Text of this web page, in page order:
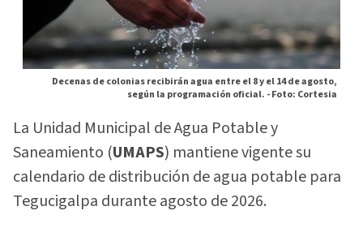
Decenas de colonias recibirán agua entre el 8 y el 14 de agosto,
según la programación oficial. -Foto: Cortesia
La Unidad Municipal de Agua Potable y
Saneamiento (UMAPS) mantiene vigente su
calendario de distribución de agua potable para
Tegucigalpa durante agosto de 2026.